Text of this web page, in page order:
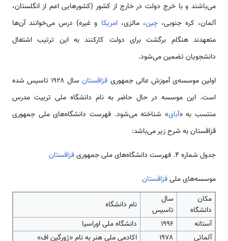
می‌باشند و با خرج دولت در خارج از کشور (کشورهایی اعم از انگلستان،
آلمان، کره جنوبی،چین، مالزی،امریکا و غیره) درس می‌خوانند آن‌ها
متعهدند هنگام برگشت برای دولت کارکنند به این ترتیب اشتغال
دانشجویان تضمین می‌شود.
اولین موسسه‌ی آموزش عالی جمهوری قزاقستان
سال ۱۹۲۸ تاسیس شده
است. این موسسه در حال حاضر به نام دانشگاه ملی تربیت مدرس
منتسب به «آبای» شناخته می‌شود. فهرست دانشگاه‌های ملی جمهوری
قزاقستان به شرح زیر می‌باشد:
جدول شماره 4. فهرست دانشگاه‌های ملی جمهوری قزاقستان
موسسه‌های ملیقزاقستان
مکان
دانشگاه
سال
تاسیس
نام دانشگاه
آستانه
۱۹۹۶
دانشگاه ملی اوراسیا
آلماتی
۱۹۷۸
اکادمی ملی هنر به نام «ژورگین اف»